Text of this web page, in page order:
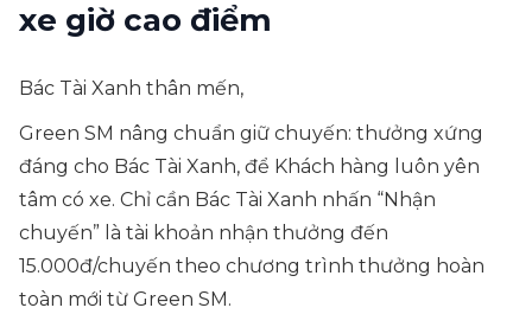
xe giờ cao điểm
Bác Tài Xanh thân mến,
Green SM nâng chuẩn giữ chuyến: thưởng xứng
đáng cho Bác Tài Xanh, để Khách hàng luôn yên
tâm có xe. Chỉ cần Bác Tài Xanh nhấn “Nhận
chuyến” là tài khoản nhận thưởng đến
15.000đ/chuyến theo chương trình thưởng hoàn
toàn mới từ Green SM.